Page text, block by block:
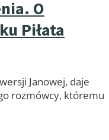
O
Piłata
Janowej, daje
rozmówcy, któremu